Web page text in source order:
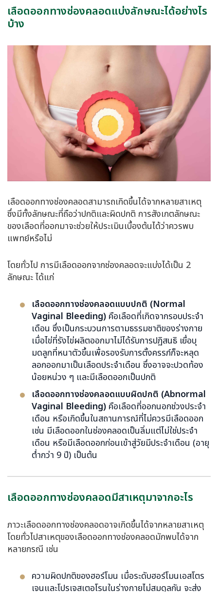
เลือดออกทางช่องคลอดแบ่งลักษณะได้อย่างไร
บ้าง
เลือดออกทางช่องคลอดสามารถเกิดขึ้นได้จากหลายสาเหตุ
ซึ่งมีทั้งลักษณะที่ถือว่าปกติและผิดปกติ การสังเกตลักษณะ
ของเลือดที่ออกมาจะช่วยให้ประเมินเบื้องต้นได้ว่าควรพบ
แพทย์หรือไม่
โดยทั่วไป การมีเลือดออกจากช่องคลอดจะแบ่งได้เป็น 2
ลักษณะ ได้แก่
เลือดออกทางช่องคลอดแบบปกติ (Normal
Vaginal Bleeding) คือเลือดที่เกิดจากรอบประจำ
เดือน ซึ่งเป็นกระบวนการตามธรรมชาติของร่างกาย
เมื่อไข่ที่รังไข่ผลิตออกมาไม่ได้รับการปฏิสนธิ เยื่อบุ
มดลูกที่หนาตัวขึ้นเพื่อรองรับการตั้งครรภ์ก็จะหลุด
ลอกออกมาเป็นเลือดประจำเดือน ซึ่งอาจจะปวดท้อง
น้อยหน่วง ๆ และมีเลือดออกเป็นปกติ
เลือดออกทางช่องคลอดแบบผิดปกติ (Abnormal
Vaginal Bleeding) คือเลือดที่ออกนอกช่วงประจำ
เดือน หรือเกิดขึ้นในสถานการณ์ที่ไม่ควรมีเลือดออก
เช่น มีเลือดออกในช่องคลอดเป็นลิ่มแต่ไม่ใช่ประจำ
เดือน หรือมีเลือดออกก่อนเข้าสู่วัยมีประจำเดือน (อายุ
ต่ำกว่า 9 ปี) เป็นต้น
เลือดออกทางช่องคลอดมีสาเหตุมาจากอะไร
ภาวะเลือดออกทางช่องคลอดอาจเกิดขึ้นได้จากหลายสาเหตุ
โดยทั่วไปสาเหตุของเลือดออกทางช่องคลอดมักพบได้จาก
หลายกรณี เช่น
ความผิดปกติของฮอร์โมน เมื่อระดับฮอร์โมนเอสโตร
เจนและโปรเจสเตอโรนในร่างกายไม่สมดุลกัน จะส่ง